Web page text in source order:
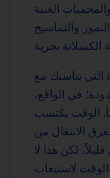
الغنية
والتماسيح
التي تناسبك مع
في الواقع،
الوقت يكتسب
الانتقال من
لكن هذا لا
لاستيعاب